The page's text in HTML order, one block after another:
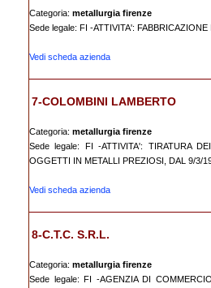
Categoria: metallurgia firenze
Sede legale: FI -ATTIVITA':
Vedi scheda azienda
7-COLOMBINI LAMBERTO
Categoria: metallurgia firenze
Sede legale: FI -ATTIVITA': TIRATURA
OGGETTI IN METALLI PREZIOSI, DAL 9/3/
Vedi scheda azienda
8-C.T.C. S.R.L.
Categoria: metallurgia firenze
Sede legale: FI -AGENZIA DI